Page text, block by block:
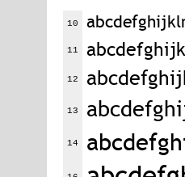
10
11
12
13
14